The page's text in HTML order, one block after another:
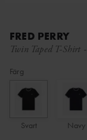
FRED PERRY
Twin Taped T-Shirt -
Färg
Svart
Navy